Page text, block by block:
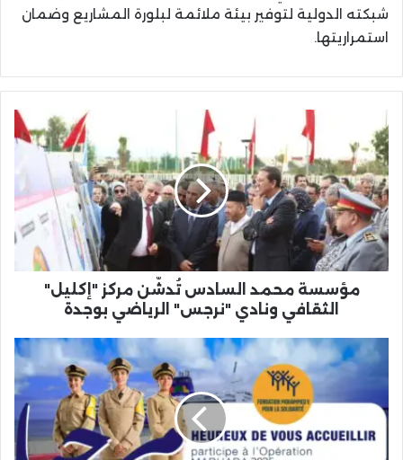
شبكته الدولية لتوفير بيئة ملائمة لبلورة المشاريع وضمان
استمراريتها.
محمد
السادس
تُدشّن
مركز
"إكليل"
الثقافي
ونادي
"نرجس"
الرياضيمؤسسة محمد السادس تُدشّن مركز "إكليل"
الثقافي ونادي "نرجس" الرياضي بوجدة
عملية
مرحبا
المغرب
وإسبانيا
يُنسّقان